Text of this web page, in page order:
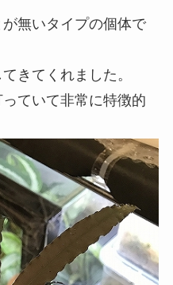
無いタイプの個体で
きてくれました。
ていて非常に特徴的